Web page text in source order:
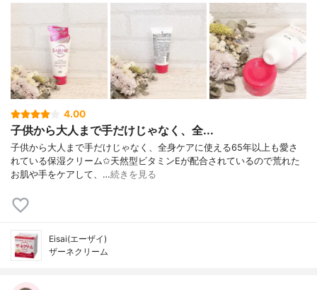
4.00
子供から大人まで手だけじゃなく、全...
子供から大人まで手だけじゃなく、全身ケアに使える65年以上も愛さ
れている保湿クリーム✩天然型ビタミンEが配合されているので荒れた
お肌や手をケアして、…続きを見る
Eisai(エーザイ)
ザーネクリーム